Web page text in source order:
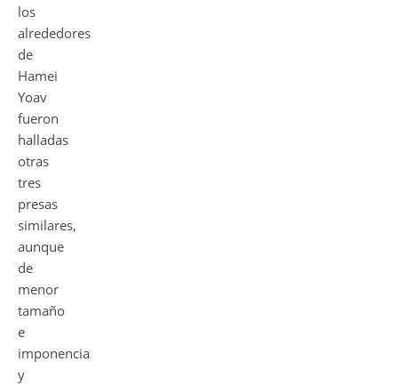
los
alrededores
de
Hamei
Yoav
fueron
halladas
otras
tres
presas
similares,
aunque
de
menor
tamaño
e
imponencia
y